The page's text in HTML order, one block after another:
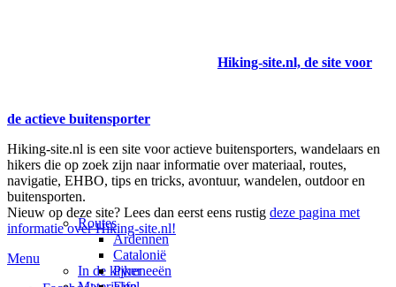
Hiking-site.nl, de site voor
de actieve buitensporter
Hiking-site.nl is een site voor actieve buitensporters, wandelaars en
hikers die op zoek zijn naar informatie over materiaal, routes,
navigatie, EHBO, tips en tricks, avontuur, wandelen, outdoor en
buitensporten.
Nieuw op deze site? Lees dan eerst eens rustig deze pagina met
informatie over Hiking-site.nl!
Menu
In de kijker
Routes
Ardennen
Catalonië
Pyreneeën